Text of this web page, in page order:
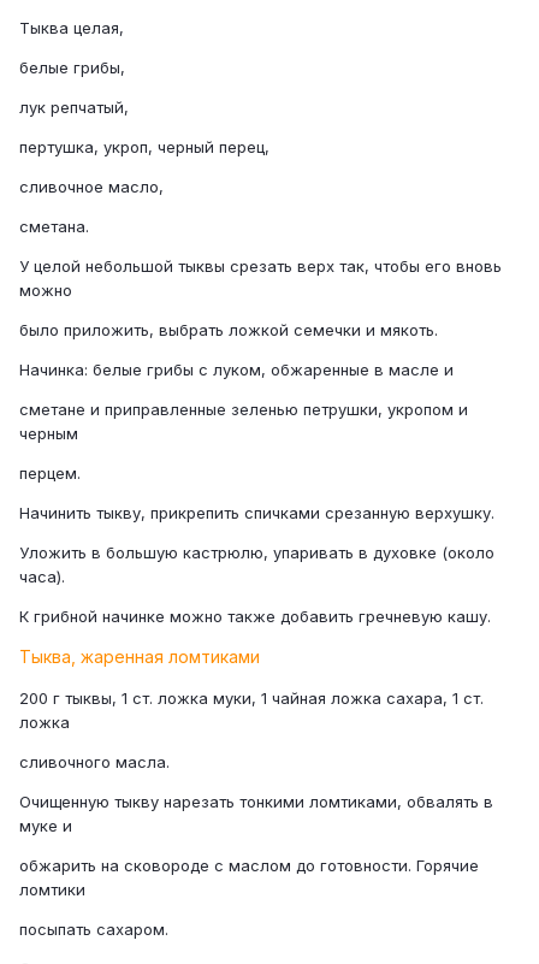
Тыква целая,
белые грибы,
лук репчатый,
пертушка, укроп, черный перец,
сливочное масло,
сметана.
У целой небольшой тыквы срезать верх так, чтобы его вновь
можно
было приложить, выбрать ложкой семечки и мякоть.
Начинка: белые грибы с луком, обжаренные в масле и
сметане и приправленные зеленью петрушки, укропом и
черным
перцем.
Начинить тыкву, прикрепить спичками срезанную верхушку.
Уложить в большую кастрюлю, упаривать в духовке (около
часа).
К грибной начинке можно также добавить гречневую кашу.
Тыква, жаренная ломтиками
200 г тыквы, 1 cт. ложка муки, 1 чайная ложка сахара, 1 cт.
ложка
сливочного масла.
Очищенную тыкву нарезать тонкими ломтиками, обвалять в
муке и
обжарить на сковороде с маслом до готовности. Горячие
ломтики
посыпать сахаром.